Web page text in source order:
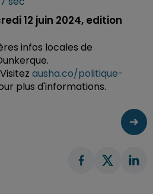
12 juin 2024, edition
infos locales de
ausha.co/politique-
plus d'informations.